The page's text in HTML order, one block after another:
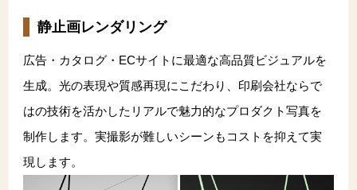
静止画レンダリング
広告・カタログ・ECサイトに最適な高品質ビジュアルを
生成。光の表現や質感再現にこだわり、印刷会社ならで
はの技術を活かしたリアルで魅力的なプロダクト写真を
制作します。実撮影が難しいシーンもコストを抑えて実
現します。